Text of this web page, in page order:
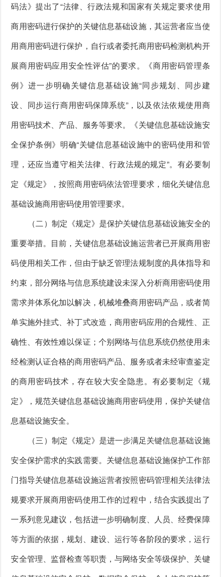
码法》提出了“法律、行政法规和国家有关规定要求使用
商用密码进行保护的关键信息基础设施，其运营者应当使
用商用密码进行保护，自行或者委托商用密码检测机构开
展商用密码应用安全性评估”的要求。《商用密码管理条
例》进一步明确关键信息基础设施“同步规划、同步建
设、同步运行商用密码保障系统”，以及依法依规使用商
用密码技术、产品、服务等要求。《关键信息基础设施安
全保护条例》明确“关键信息基础设施中的密码使用和管
理，还应当遵守相关法律、行政法规的规定”。有必要制
定《规定》，按照商用密码依法管理要求，细化关键信息
基础设施商用密码使用管理要求。
（二）制定《规定》是保护关键信息基础设施安全的
重要举措。目前，关键信息基础设施运营者已开展商用密
码使用相关工作，但由于缺乏管理法规制度的具体指导和
约束，部分网络与信息系统建设未深入分析商用密码使用
需求并体系化加以解决，机械堆叠商用密码产品，或者简
单实施外挂式、补丁式改造，商用密码应用的合规性、正
确性、有效性难以保证；个别网络与信息系统仍然使用未
经检测认证合格的商用密码产品、服务或者未经审查鉴定
的商用密码技术，存在较大安全隐患。有必要制定《规
定》，规范关键信息基础设施商用密码使用，保护关键信
息基础设施安全。
（三）制定《规定》是进一步满足关键信息基础设施
安全保护需求的实践需要。关键信息基础设施保护工作部
门指导关键信息基础设施运营者按照密码管理相关法律法
规要求开展商用密码使用工作的过程中，结合实践提出了
一系列意见建议，包括进一步明确制度、人员、经费保障
等方面的依据，规划、建设、运行等各阶段的要求，运行
安全管理、监督检查等职责，与网络安全等级保护、关键